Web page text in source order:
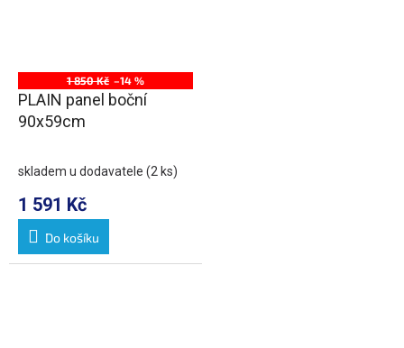
1 850 Kč –14 %
PLAIN panel boční
90x59cm
skladem u dodavatele (2 ks)
1 591 Kč
Do košíku